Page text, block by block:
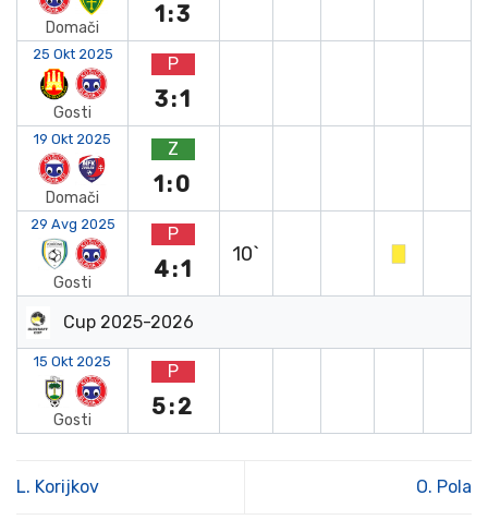
Domači
1:3
25 Okt 2025
Gosti
P
3:1
19 Okt 2025
Domači
Z
1:0
29 Avg 2025
Gosti
P
4:1
10`
Cup 2025-2026
15 Okt 2025
Gosti
P
5:2
L. Korijkov O. Pola